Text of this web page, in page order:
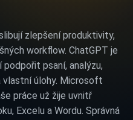
zlepšení produktivity,
workflow. ChatGPT je
psaní, analýzu,
vlastní úlohy. Microsoft
práce už žije uvnitř
Excelu a Wordu. Správná